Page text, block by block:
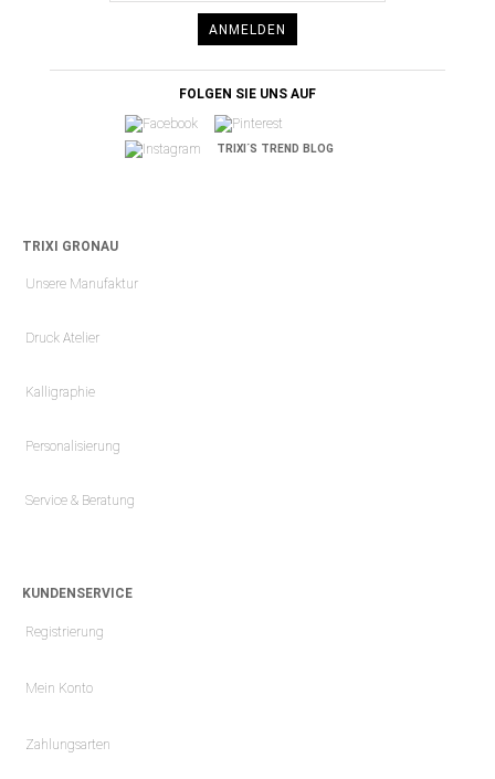
ANMELDEN
FOLGEN SIE UNS AUF
TRIXI´S TREND BLOG
TRIXI GRONAU
Unsere Manufaktur
Druck Atelier
Kalligraphie
Personalisierung
Service & Beratung
KUNDENSERVICE
Registrierung
Mein Konto
Zahlungsarten